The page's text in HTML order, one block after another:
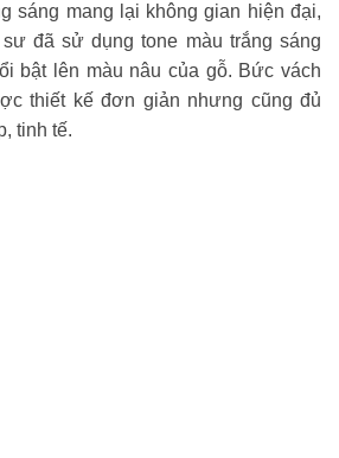
sáng mang lại không gian hiện đại,
đã sử dụng tone màu trắng sáng
bật lên màu nâu của gỗ. Bức vách
thiết kế đơn giản nhưng cũng đủ
tinh tế.